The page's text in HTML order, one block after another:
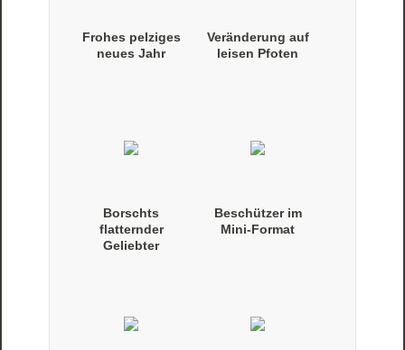
Frohes pelziges
neues Jahr
Veränderung auf
leisen Pfoten
Borschts
flatternder
Geliebter
Beschützer im
Mini-Format